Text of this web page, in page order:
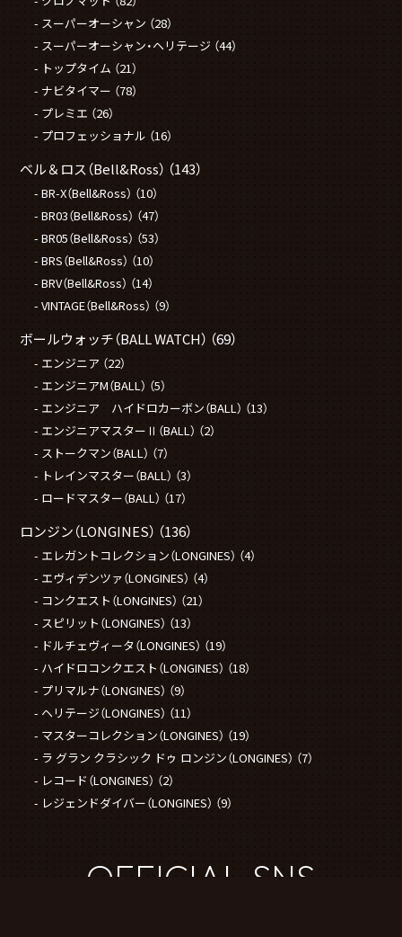
スーパーオーシャン （28）
スーパーオーシャン・ヘリテージ （44）
トップタイム （21）
ナビタイマー （78）
プレミエ （26）
プロフェッショナル （16）
ベル＆ロス（Bell&Ross） （143）
BR-X（Bell&Ross） （10）
BR03（Bell&Ross） （47）
BR05（Bell&Ross） （53）
BRS（Bell&Ross） （10）
BRV（Bell&Ross） （14）
VINTAGE（Bell&Ross） （9）
ボールウォッチ（BALL WATCH） （69）
エンジニア （22）
エンジニアM（BALL） （5）
エンジニア ハイドロカーボン（BALL） （13）
エンジニアマスターⅡ（BALL） （2）
ストークマン（BALL） （7）
トレインマスター（BALL） （3）
ロードマスター（BALL） （17）
ロンジン（LONGINES） （136）
エレガントコレクション（LONGINES） （4）
エヴィデンツァ（LONGINES） （4）
コンクエスト（LONGINES） （21）
スピリット（LONGINES） （13）
ドルチェヴィータ（LONGINES） （19）
ハイドロコンクエスト（LONGINES） （18）
プリマルナ（LONGINES） （9）
ヘリテージ（LONGINES） （11）
マスターコレクション（LONGINES） （19）
ラ グラン クラシック ドゥ ロンジン（LONGINES） （7）
レコード（LONGINES） （2）
レジェンドダイバー（LONGINES） （9）
OFFICIAL SNS